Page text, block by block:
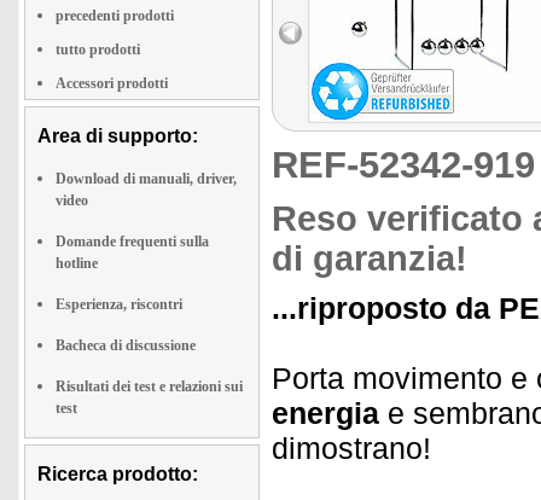
precedenti prodotti
tutto prodotti
Accessori prodotti
Area di supporto:
Download di manuali, driver,
video
Domande frequenti sulla
hotline
Esperienza, riscontri
Bacheca di discussione
Risultati dei test e relazioni sui
test
Ricerca prodotto:
REF-52342-
Reso verificato
di garanzia!
...riproposto da
Porta movimento
energia e
dimostrano!